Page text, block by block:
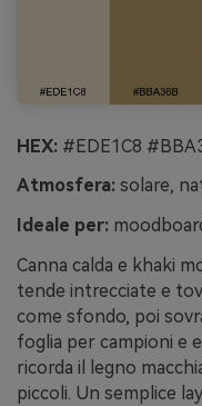
HEX: #EDE1C8
Atmosfera: solare,
Ideale per:
Canna calda e khaki
tende intrecciate e
come sfondo, poi
foglia per campioni e
ricorda il legno
piccoli. Un semplice